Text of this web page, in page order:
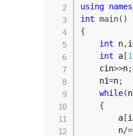
using
int main( )
{
int n,i
int a[
    cin
>>n;
    n1
=n;
while(n
{
        a
[i
        n
/=